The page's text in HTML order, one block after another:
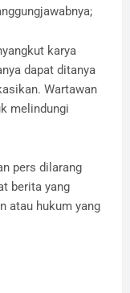
karya
dapat ditanya
Wartawan
melindungi
pers dilarang
berita yang
atau hukum yang